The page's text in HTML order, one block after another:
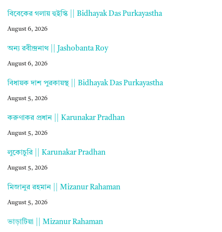
বিবেকের গলায় হুইস্কি || Bidhayak Das Purkayastha
August 6, 2026
অন্য রবীন্দ্রনাথ || Jashobanta Roy
August 6, 2026
বিধায়ক দাশ পুরকায়স্থ || Bidhayak Das Purkayastha
August 5, 2026
করুণাকর প্রধান || Karunakar Pradhan
August 5, 2026
লুকোচুরি || Karunakar Pradhan
August 5, 2026
মিজানুর রহমান || Mizanur Rahaman
August 5, 2026
ভাড়াটিয়া || Mizanur Rahaman